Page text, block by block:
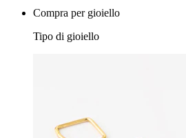
Compra per gioiello
Tipo di gioiello